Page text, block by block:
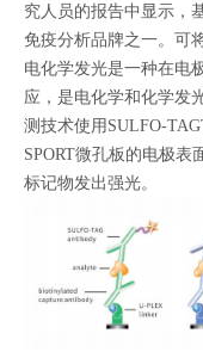
究人员的报告中显示，
免疫分析品牌之一。可
电化学发光是一种在电
应，是电化学和化学发
测技术使用SULFO-
SPORT微孔板的电极
标记物发出强光。